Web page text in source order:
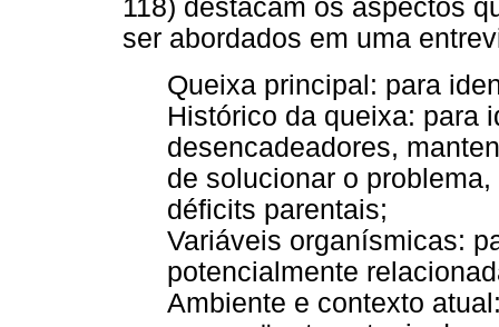
118) destacam os aspectos
ser abordados em uma
Queixa principal: para
Histórico da queixa: para
desencadeadores,
de solucionar o
déficits parentais;
Variáveis organísmicas:
potencialmente
Ambiente e contexto